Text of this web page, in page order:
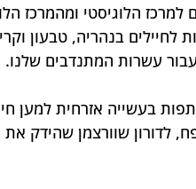
הלוגיסטי ומהמרכז
לחיילים בנהריה, טבעון
עשרות המתנדבים שלנו.
בעשייה אזרחית למען
לדורון שוורצמן שהידק